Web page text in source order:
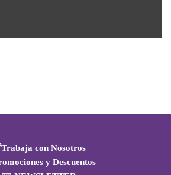
con Nosotros
y Descuentos